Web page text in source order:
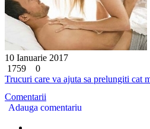
10 Ianuarie 2017
1759
0
Trucuri care va ajuta sa prelungiti cat
Comentarii
Adauga comentariu